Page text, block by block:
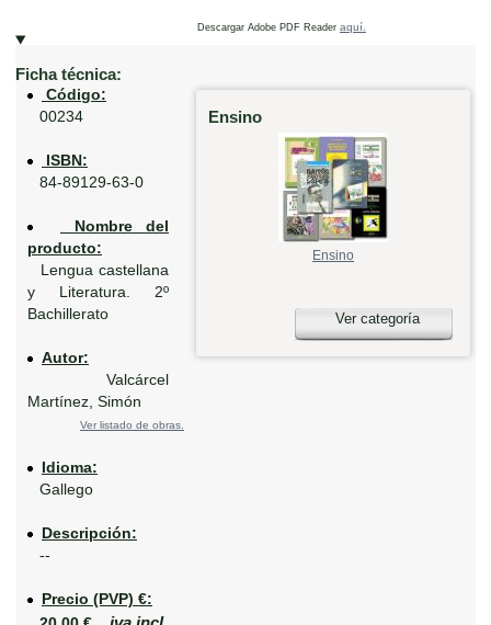
Descargar Adobe PDF Reader aquí.
Ficha técnica:
Ensino
Ensino
Ver categoría
Código:
00234
ISBN:
84-89129-63-0
Nombre del
producto:
Lengua castellana
y Literatura. 2º
Bachillerato
Autor:
Valcárcel
Martínez, Simón
Ver listado de obras.
Idioma:
Gallego
Descripción:
--
Precio (PVP) €: